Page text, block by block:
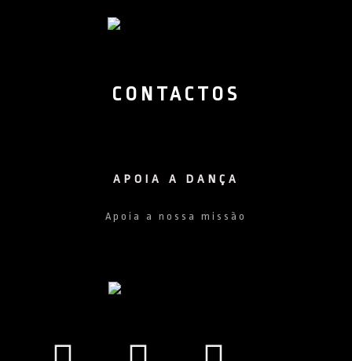
CONTACTOS
APOIA A DANÇA
Apoia a nossa missão